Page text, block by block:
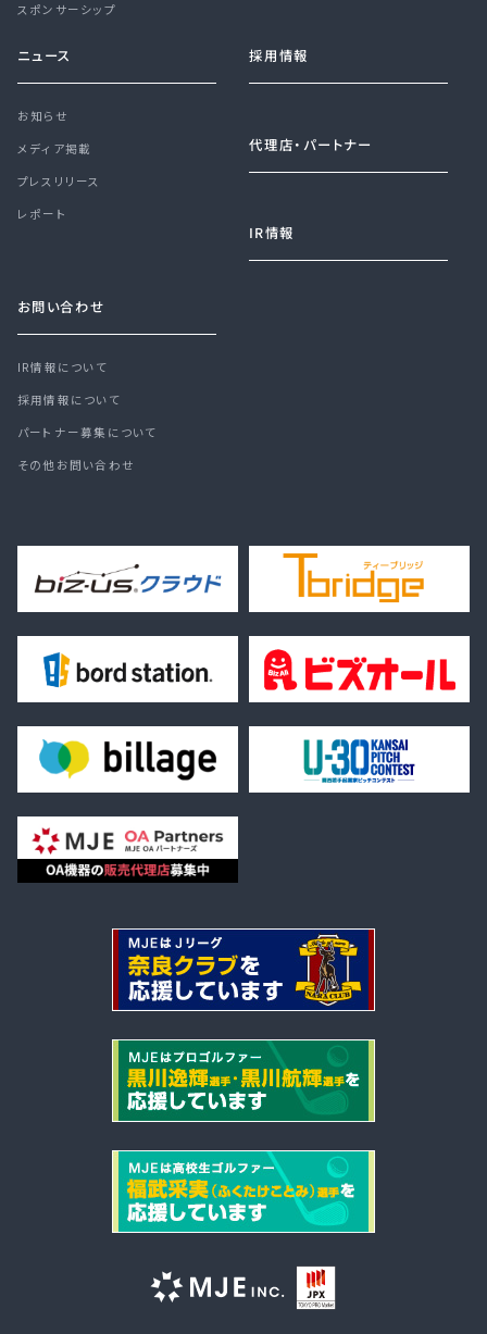
スポンサーシップ
ニュース
お知らせ
メディア掲載
プレスリリース
レポート
採用情報
代理店・パートナー
IR情報
お問い合わせ
IR情報について
採用情報について
パートナー募集について
その他お問い合わせ